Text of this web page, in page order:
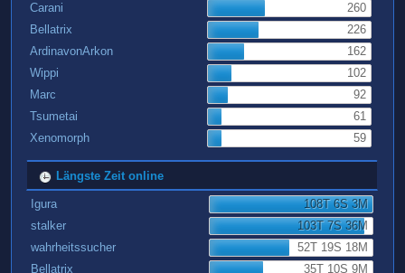
Carani
260
Bellatrix
226
ArdinavonArkon
162
Wippi
102
Marc
92
Tsumetai
61
Xenomorph
59
Längste Zeit online
Igura
108T 6S 3M
stalker
103T 7S 36M
wahrheitssucher
52T 19S 18M
Bellatrix
35T 10S 9M